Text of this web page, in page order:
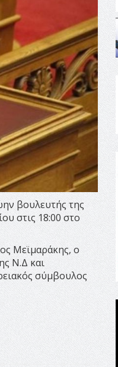
βουλευτής της
στις 18:00 στο
Μεϊμαράκης, ο
Ν.Δ και
σύμβουλος